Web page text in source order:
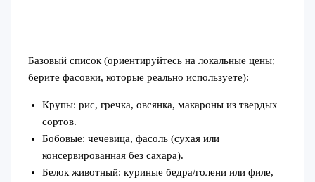
Базовый список (ориентируйтесь на локальные цены;
берите фасовки, которые реально используете):
Крупы: рис, гречка, овсянка, макароны из твердых
сортов.
Бобовые: чечевица, фасоль (сухая или
консервированная без сахара).
Белок животный: куриные бедра/голени или филе,